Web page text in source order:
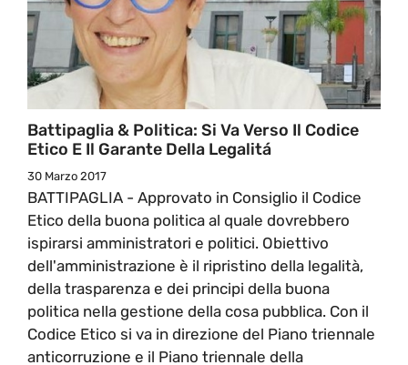
Battipaglia & Politica: Si Va Verso Il Codice
Etico E Il Garante Della Legalitá
30 Marzo 2017
BATTIPAGLIA - Approvato in Consiglio il Codice
Etico della buona politica al quale dovrebbero
ispirarsi amministratori e politici. Obiettivo
dell'amministrazione è il ripristino della legalità,
della trasparenza e dei principi della buona
politica nella gestione della cosa pubblica. Con il
Codice Etico si va in direzione del Piano triennale
anticorruzione e il Piano triennale della